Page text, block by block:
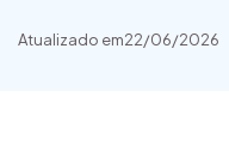
Atualizado em22/06/2026